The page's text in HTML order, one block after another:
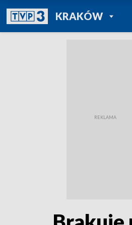
KRAKÓWPOWRÓT DO
TVP REGIONY